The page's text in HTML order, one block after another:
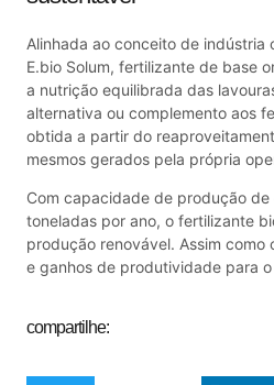
Alinhada ao conceito de indústria
E.bio Solum, fertilizante de base
a nutrição equilibrada das
alternativa ou complemento aos
obtida a partir do
mesmos gerados pela própria
Com capacidade de produção
toneladas por ano, o fertilizante
produção renovável. Assim
e ganhos de produtividade para
compartilhe: